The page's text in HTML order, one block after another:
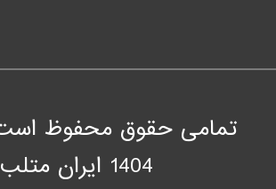
1404 ايران متلب